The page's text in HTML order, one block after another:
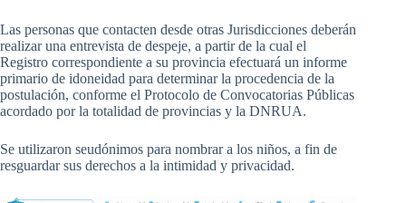
Las personas que contacten desde otras Jurisdicciones deberán
realizar una entrevista de despeje, a partir de la cual el
Registro correspondiente a su provincia efectuará un informe
primario de idoneidad para determinar la procedencia de la
postulación, conforme el Protocolo de Convocatorias Públicas
acordado por la totalidad de provincias y la DNRUA.
Se utilizaron seudónimos para nombrar a los niños, a fin de
resguardar sus derechos a la intimidad y privacidad.